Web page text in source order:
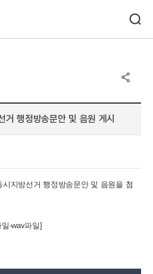
거 행정방송문안 및 음원 게시
시지방선거행정방송문안 및 음원 을 첨
-wav파일]